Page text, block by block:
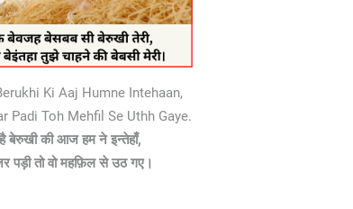
Ki Aaj Humne Intehaan,
Padi Toh Mehfil Se Uthh Gaye.
बेरुखी की आज हम ने इन्तेहाँ,
पड़ी तो वो महफ़िल से उठ गए।